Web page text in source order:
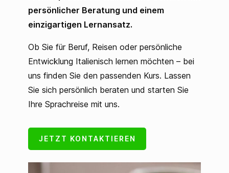
persönlicher Beratung und einem
einzigartigen Lernansatz.
Ob Sie für Beruf, Reisen oder persönliche
Entwicklung Italienisch lernen möchten – bei
uns finden Sie den passenden Kurs. Lassen
Sie sich persönlich beraten und starten Sie
Ihre Sprachreise mit uns.
JETZT KONTAKTIEREN